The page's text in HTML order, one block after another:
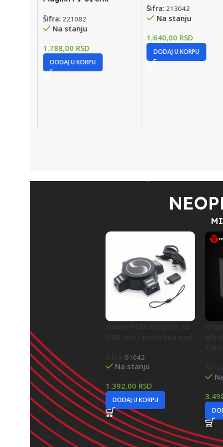
Šifra: 221082
Na stanju
1.788,00 RSD
DODAJ U KORPU
Šifra: 213042
Na stanju
1.640,00 RSD
DODAJ U KORPU
91042
Na stanju
1.392,00 RSD
DODAJ U KORPU